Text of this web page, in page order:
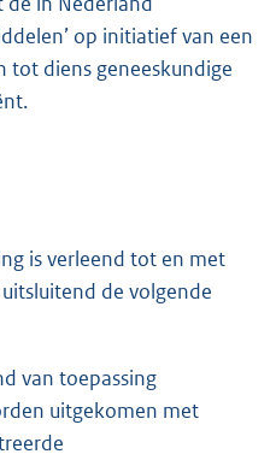
op initiatief van een
tot diens geneeskundige
is verleend tot en met
de volgende
van toepassing
uitgekomen met